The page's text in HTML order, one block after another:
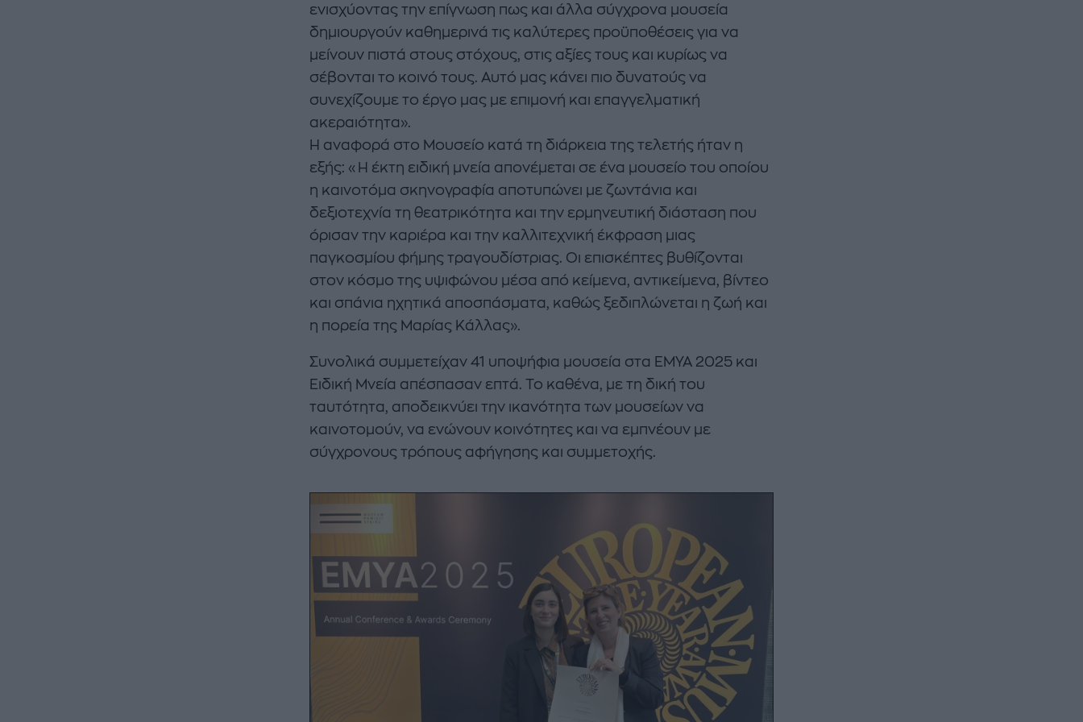
ενισχύοντας την επίγνωση πως και άλλα σύγχρονα μουσεία
δημιουργούν καθημερινά τις καλύτερες προϋποθέσεις για να
μείνουν πιστά στους στόχους, στις αξίες τους και κυρίως να
σέβονται το κοινό τους. Αυτό μας κάνει πιο δυνατούς να
συνεχίζουμε το έργο μας με επιμονή και επαγγελματική
ακεραιότητα».
Η αναφορά στο Μουσείο κατά τη διάρκεια της τελετής ήταν η
εξής: «Η έκτη ειδική μνεία απονέμεται σε ένα μουσείο του οποίου
η καινοτόμα σκηνογραφία αποτυπώνει με ζωντάνια και
δεξιοτεχνία τη θεατρικότητα και την ερμηνευτική διάσταση που
όρισαν την καριέρα και την καλλιτεχνική έκφραση μιας
παγκοσμίου φήμης τραγουδίστριας. Οι επισκέπτες βυθίζονται
στον κόσμο της υψιφώνου μέσα από κείμενα, αντικείμενα, βίντεο
και σπάνια ηχητικά αποσπάσματα, καθώς ξεδιπλώνεται η ζωή και
η πορεία της Μαρίας Κάλλας».
Συνολικά συμμετείχαν 41 υποψήφια μουσεία στα EMYA 2025 και
Ειδική Μνεία απέσπασαν επτά. Το καθένα, με τη δική του
ταυτότητα, αποδεικνύει την ικανότητα των μουσείων να
καινοτομούν, να ενώνουν κοινότητες και να εμπνέουν με
σύγχρονους τρόπους αφήγησης και συμμετοχής.